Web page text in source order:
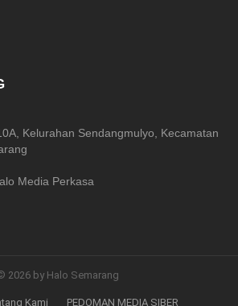
Kelurahan Sendangmulyo, Kecamatan
Media Perkasa
2026 by Halo Semarang
Kami PEDOMAN MEDIA SIBER